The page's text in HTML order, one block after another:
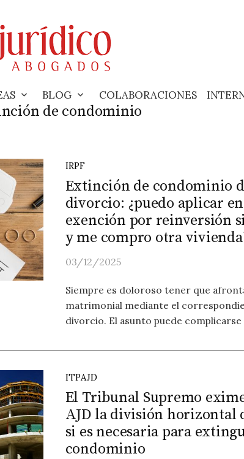
BLOG COLABORACIONES
de condominio
IRPF
Extinción de condominio
divorcio: ¿puedo aplicar
exención por reinversión
y me compro otra
03/12/2025
Siempre es doloroso tener que
matrimonial mediante el
divorcio. El asunto puede complicarse
ITPAJD
El Tribunal Supremo
AJD la división horizontal
si es necesaria para
condominio